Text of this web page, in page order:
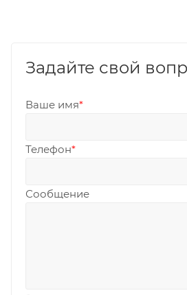
Задайте свой
Ваше имя*
Телефон*
Сообщение